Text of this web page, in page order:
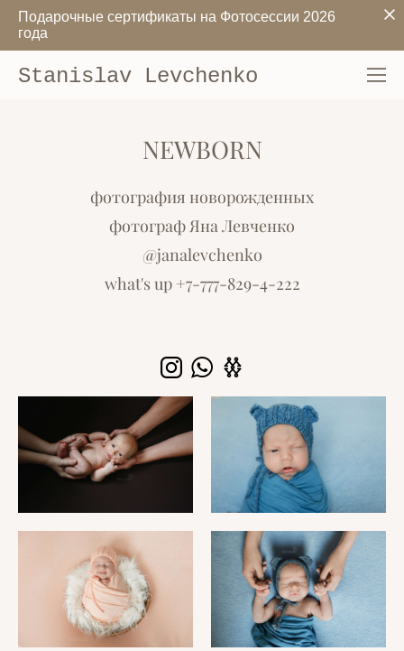
Подарочные сертификаты на Фотосессии 2026
года
Stanislav Levchenko
NEWBORN
фотография новорожденных
фотограф Яна Левченко
@janalevchenko
what's up +7-777-829-4-222